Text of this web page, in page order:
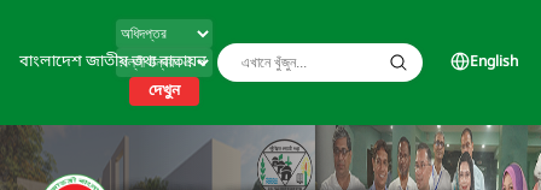
বাংলাদেশ জাতীয় তথ্য বাতায়ন
দেখুন
English